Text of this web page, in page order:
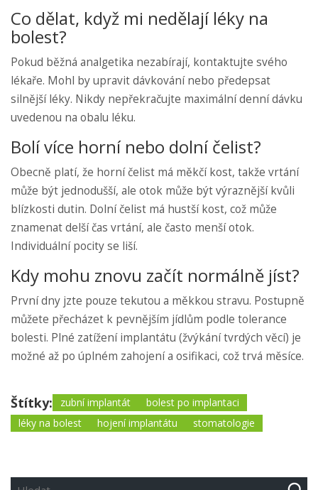
Co dělat, když mi nedělají léky na
bolest?
Pokud běžná analgetika nezabírají, kontaktujte svého
lékaře. Mohl by upravit dávkování nebo předepsat
silnější léky. Nikdy nepřekračujte maximální denní dávku
uvedenou na obalu léku.
Bolí více horní nebo dolní čelist?
Obecně platí, že horní čelist má měkčí kost, takže vrtání
může být jednodušší, ale otok může být výraznější kvůli
blízkosti dutin. Dolní čelist má hustší kost, což může
znamenat delší čas vrtání, ale často menší otok.
Individuální pocity se liší.
Kdy mohu znovu začít normálně jíst?
První dny jzte pouze tekutou a měkkou stravu. Postupně
můžete přecházet k pevnějším jídlům podle tolerance
bolesti. Plné zatížení implantátu (žvýkání tvrdých věcí) je
možné až po úplném zahojení a osifikaci, což trvá měsíce.
Štítky: zubní implantát
bolest po implantaci
léky na bolest
hojení implantátu stomatologie